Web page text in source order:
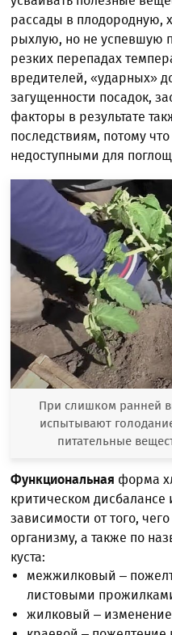
рассады в плодородную,
рыхлую, но не успевшую
резких перепадах
вредителей, «ударных»
загущенности посадок,
факторы в результате
последствиям, потому
недоступными для
При слишком ранней
испытывают
питательные
Функциональная форма
критическом
зависимости от того,
организму, а также по
куста:
межжилковый –
листовыми
жилковый –